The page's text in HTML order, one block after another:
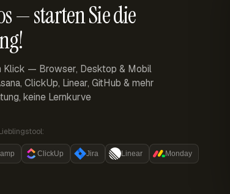
— starten Sie die
Klick — Browser, Desktop & Mobil
ClickUp, Linear, GitHub & mehr
keine Lernkurve
ClickUp Jira Linear Monday